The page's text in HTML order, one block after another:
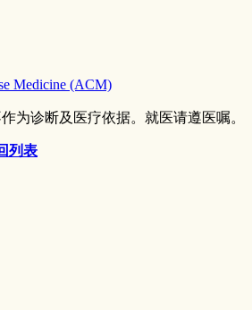
Medicine (ACM)
为诊断及医疗依据。就医请遵医嘱。
列表